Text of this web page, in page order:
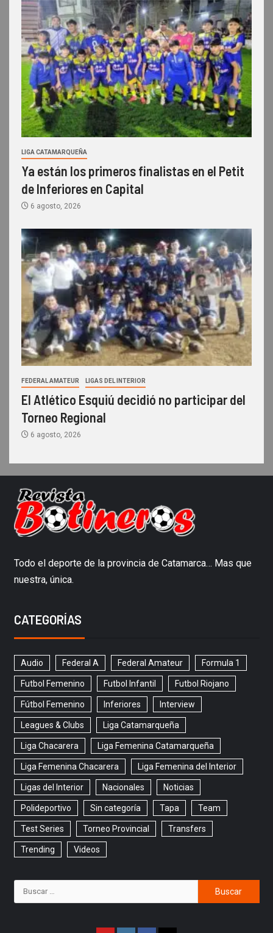
LIGA CATAMARQUEÑA
Ya están los primeros finalistas en el Petit
de Inferiores en Capital
6 agosto, 2026
FEDERAL AMATEUR LIGAS DEL INTERIOR
El Atlético Esquiú decidió no participar del
Torneo Regional
6 agosto, 2026
Todo el deporte de la provincia de Catamarca… Mas que
nuestra, única.
CATEGORÍAS
Audio Federal A Federal Amateur Formula 1
Futbol Femenino Futbol Infantil Futbol Riojano
Fútbol Femenino Inferiores Interview
Leagues & Clubs Liga Catamarqueña
Liga Chacarera Liga Femenina Catamarqueña
Liga Femenina Chacarera Liga Femenina del Interior
Ligas del Interior Nacionales Noticias
Polideportivo Sin categoría Tapa Team
Test Series Torneo Provincial Transfers
Trending Videos